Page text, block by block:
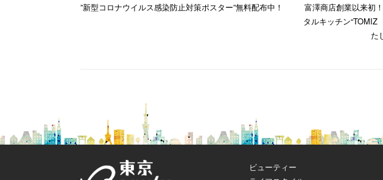
”新型コロナウイルス感染防止対策ポスター”無料配布中！
富澤商店創業以来初
タルキッチン
た
ビューティー